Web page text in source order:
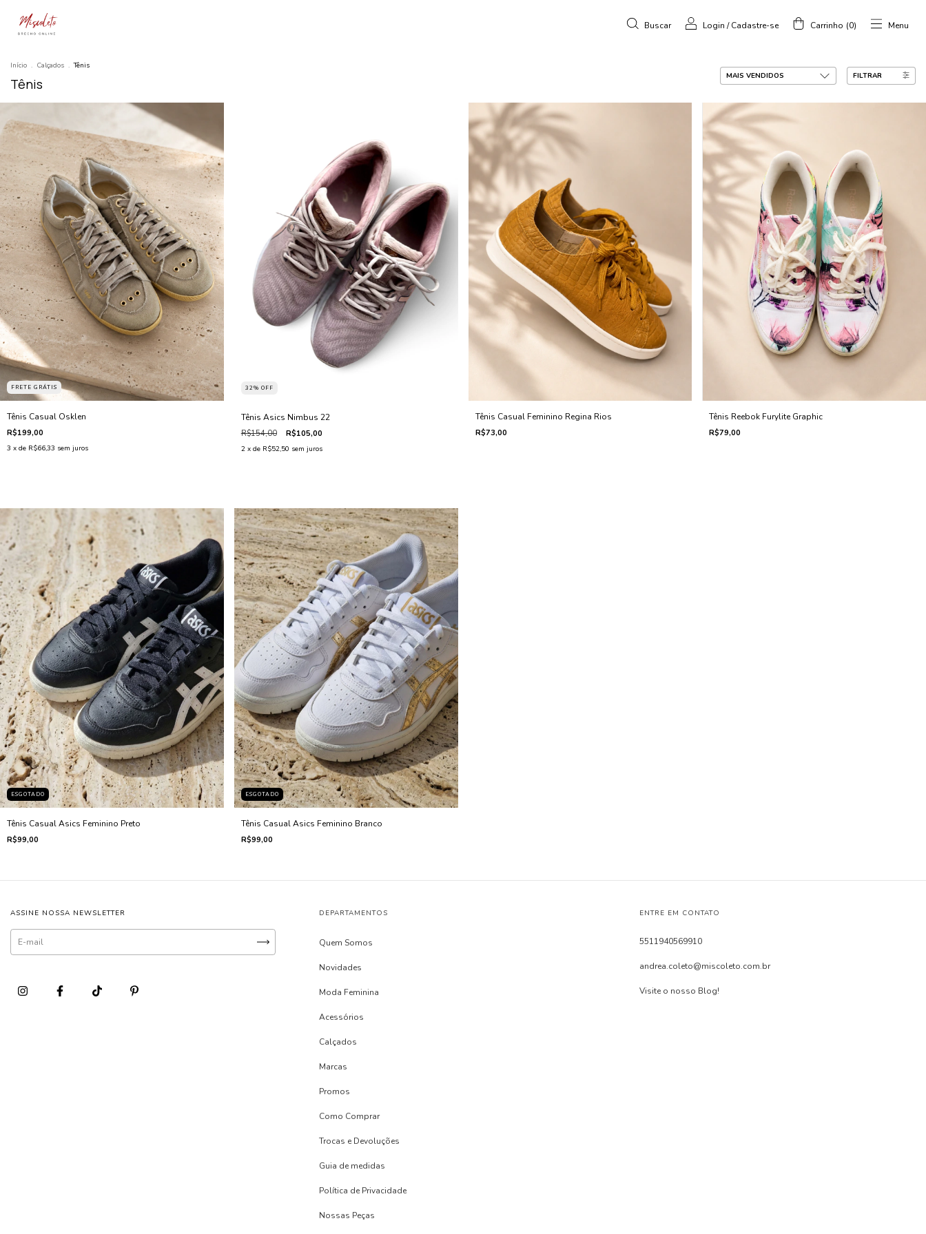
Menu
Buscar Login /Cadastre-se Carrinho (0)
Início . Calçados . Tênis
Tênis FILTRAR
FRETE GRÁTIS
Tênis Casual Osklen
R$199,00
3 x de R$66,33 sem juros
32% OFF
Tênis Asics Nimbus 22
R$154,00 R$105,00
2 x de R$52,50 sem juros
Tênis Casual Feminino Regina Rios
R$73,00
Tênis Reebok Furylite Graphic
R$79,00
ESGOTADO
Tênis Casual Asics Feminino Preto
R$99,00
ESGOTADO
Tênis Casual Asics Feminino Branco
R$99,00
ASSINE NOSSA NEWSLETTER DEPARTAMENTOS
Quem Somos
Novidades
Moda Feminina
Acessórios
Calçados
Marcas
Promos
Como Comprar
Trocas e Devoluções
Guia de medidas
Política de Privacidade
Nossas Peças
ENTRE EM CONTATO
5511940569910
andrea.coleto@miscoleto.com.br
Visite o nosso Blog!